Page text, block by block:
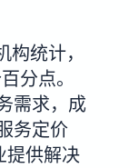
统计，
分点。
需求，成
务定价
提供解决